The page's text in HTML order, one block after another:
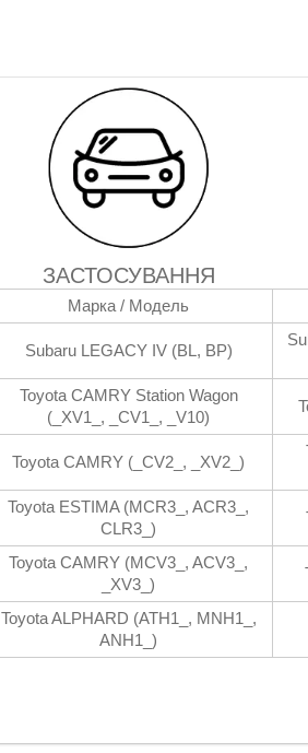
ЗАСТОСУВАННЯ
Марка / Модель
Subaru LEGACY IV (BL, BP)
Toyota CAMRY Station Wagon
(_XV1_, _CV1_, _V10)
Toyota CAMRY (_CV2_, _XV2_)
Toyota ESTIMA (MCR3_, ACR3_,
CLR3_)
Toyota CAMRY (MCV3_, ACV3_,
_XV3_)
Toyota ALPHARD (ATH1_, MNH1_,
ANH1_)